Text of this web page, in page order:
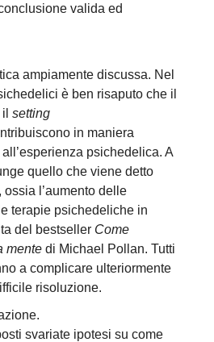
valida ed
ampiamente discussa. Nel
è ben risaputo che il
setting
in maniera
psichedelica. A
quello che viene detto
ossia l’aumento delle
terapie psichedeliche in
del bestseller Come
mente di Michael Pollan. Tutti
a complicare ulteriormente
risoluzione.
svariate ipotesi su come